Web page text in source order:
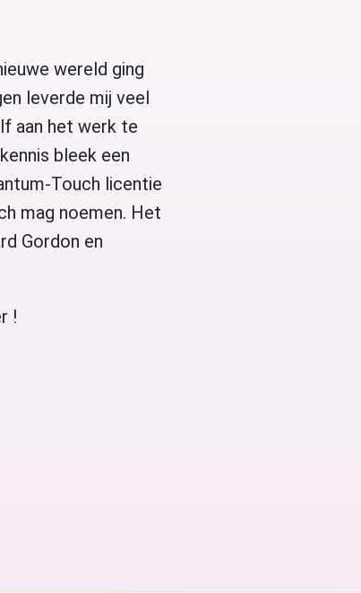
wereld ging
leverde mij veel
aan het werk te
bleek een
Touch licentie
mag noemen. Het
Gordon en
!